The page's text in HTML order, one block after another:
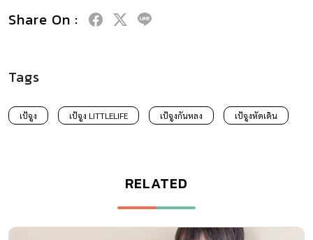
Share On :
Tags
เป้จูง เป้จูง LITTLELIFE เป้จูงกันหลง เป้จูงหัดเดิน
RELATED